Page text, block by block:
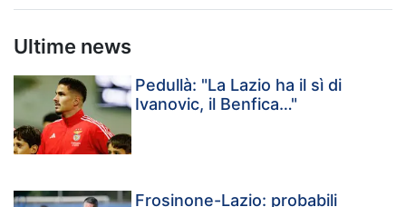
Ultime news
Pedullà: "La Lazio ha il sì di
Ivanovic, il Benfica…"
Frosinone-Lazio: probabili